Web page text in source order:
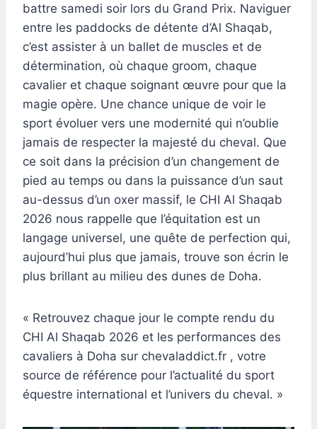
battre samedi soir lors du Grand Prix. Naviguer
entre les paddocks de détente d’Al Shaqab,
c’est assister à un ballet de muscles et de
détermination, où chaque groom, chaque
cavalier et chaque soignant œuvre pour que la
magie opère. Une chance unique de voir le
sport évoluer vers une modernité qui n’oublie
jamais de respecter la majesté du cheval. Que
ce soit dans la précision d’un changement de
pied au temps ou dans la puissance d’un saut
au-dessus d’un oxer massif, le CHI Al Shaqab
2026 nous rappelle que l’équitation est un
langage universel, une quête de perfection qui,
aujourd’hui plus que jamais, trouve son écrin le
plus brillant au milieu des dunes de Doha.
« Retrouvez chaque jour le compte rendu du
CHI Al Shaqab 2026 et les performances des
cavaliers à Doha sur chevaladdict.fr , votre
source de référence pour l’actualité du sport
équestre international et l’univers du cheval. »